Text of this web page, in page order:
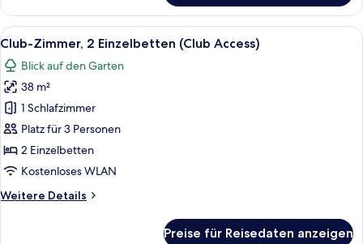
Zimmer,
1 King-
Bett
Access)
Alle
Fotos
für
Club-
Zimmer,
2 Einzelbetten
(Club
Access)
Ein Hotelzimmer mit zwei Betten,
5
Club-Zimmer, 2 Einzelbetten (Club Access)
Blick auf den Garten
38 m²
1 Schlafzimmer
Platz für 3 Personen
2 Einzelbetten
Kostenloses WLAN
Weitere Details
Weitere
Preise für Reisedaten anzeigen